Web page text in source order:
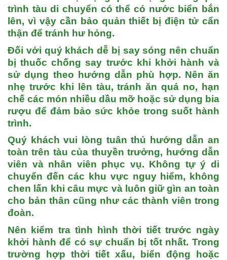
trình tàu di chuyển có thể có nước biển bắn
lên, vì vậy cần bảo quản thiết bị điện tử cẩn
thận để tránh hư hỏng.
Đối với quý khách dễ bị say sóng nên chuẩn
bị thuốc chống say trước khi khởi hành và
sử dụng theo hướng dẫn phù hợp. Nên ăn
nhẹ trước khi lên tàu, tránh ăn quá no, hạn
chế các món nhiều dầu mỡ hoặc sử dụng bia
rượu để đảm bảo sức khỏe trong suốt hành
trình.
Quý khách vui lòng tuân thủ hướng dẫn an
toàn trên tàu của thuyền trưởng, hướng dẫn
viên và nhân viên phục vụ. Không tự ý di
chuyển đến các khu vực nguy hiểm, không
chen lấn khi câu mực và luôn giữ gìn an toàn
cho bản thân cũng như các thành viên trong
đoàn.
Nên kiểm tra tình hình thời tiết trước ngày
khởi hành để có sự chuẩn bị tốt nhất. Trong
trường hợp thời tiết xấu, biển động hoặc